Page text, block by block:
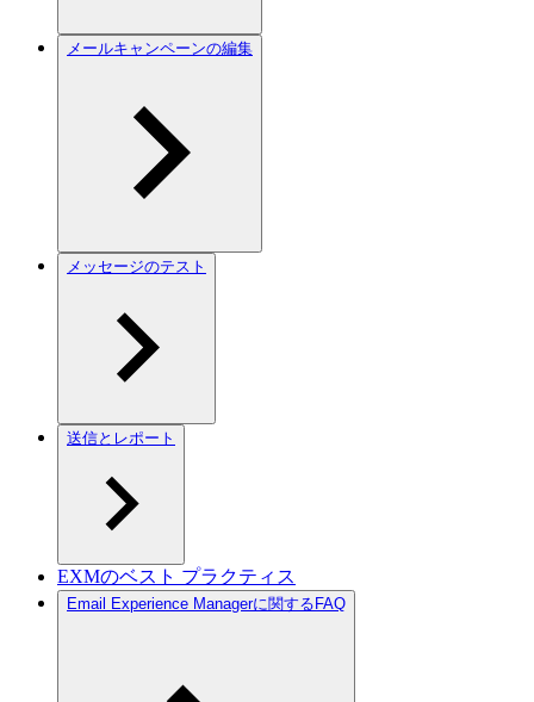
メールキャンペーンの編集
メッセージのテスト
送信とレポート
EXMのベスト プラクティス
Email Experience Managerに関するFAQ